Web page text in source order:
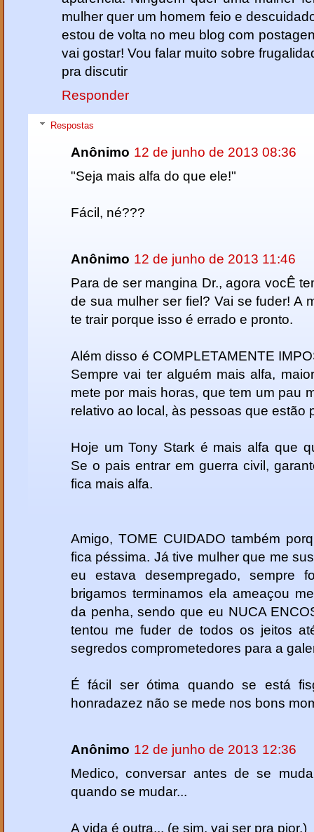
mulher quer um homem feio e
estou de volta no meu blog com
vai gostar! Vou falar muito sobre
pra discutir
Responder
Respostas
Anônimo 12 de junho de 2013 08:36
"Seja mais alfa do que ele!"
Fácil, né???
Anônimo 12 de junho de 2013 11:46
Para de ser mangina Dr., agora vocÊ
de sua mulher ser fiel? Vai se fuder! A
te trair porque isso é errado e pronto.
Além disso é COMPLETAMENTE
Sempre vai ter alguém mais alfa,
mete por mais horas, que tem um pau
relativo ao local, às pessoas que estão
Hoje um Tony Stark é mais alfa que
Se o pais entrar em guerra civil,
fica mais alfa.
Amigo, TOME CUIDADO também
fica péssima. Já tive mulher que me
eu estava desempregado, sempre
brigamos terminamos ela ameaçou
da penha, sendo que eu NUCA
tentou me fuder de todos os jeitos
segredos comprometedores para a
É fácil ser ótima quando se está
honradazez não se mede nos bons
Anônimo 12 de junho de 2013 12:36
Medico, conversar antes de se
quando se mudar...
A vida é outra... (e sim, vai ser pra pior.)